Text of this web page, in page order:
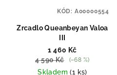
Zrcadlo Queanbeyan Valoa
1 460 Kč
4 590 Kč
(–68 %)
Skladem(1 ks)
KÓD: A00000554